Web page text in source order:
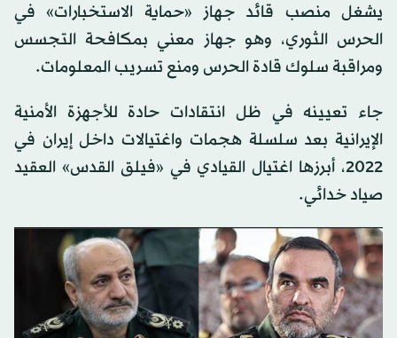
يشغل منصب قائد جهاز «حماية الاستخبارات» في
الحرس الثوري، وهو جهاز معني بمكافحة التجسس
ومراقبة سلوك قادة الحرس ومنع تسريب المعلومات.
جاء تعيينه في ظل انتقادات حادة للأجهزة الأمنية
الإيرانية بعد سلسلة هجمات واغتيالات داخل إيران في
2022، أبرزها اغتيال القيادي في «فيلق القدس» العقيد
صياد خدائي.